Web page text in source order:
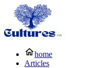
home
Articles